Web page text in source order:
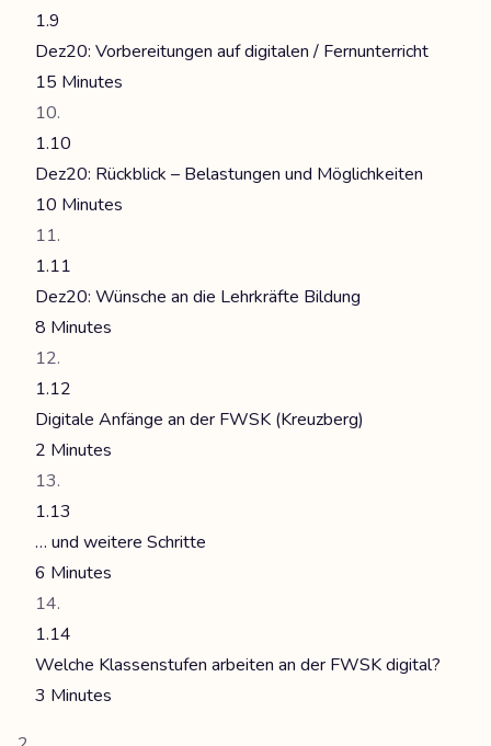
1.9
Dez20: Vorbereitungen auf digitalen / Fernunterricht
15 Minutes
1.10
Dez20: Rückblick – Belastungen und Möglichkeiten
10 Minutes
1.11
Dez20: Wünsche an die Lehrkräfte Bildung
8 Minutes
1.12
Digitale Anfänge an der FWSK (Kreuzberg)
2 Minutes
1.13
… und weitere Schritte
6 Minutes
1.14
Welche Klassenstufen arbeiten an der FWSK digital?
3 Minutes